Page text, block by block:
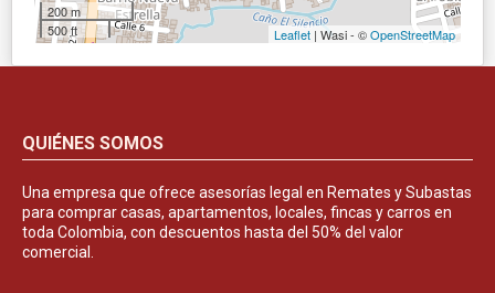
200 m
500 ft
Leaflet | Wasi - ©OpenStreetMap
QUIÉNES SOMOS
Una empresa que ofrece asesorías legal en Remates y Subastas
para comprar casas, apartamentos, locales, fincas y carros en
toda Colombia, con descuentos hasta del 50% del valor
comercial.